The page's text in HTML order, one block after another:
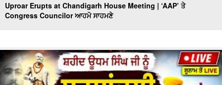
Uproar Erupts at Chandigarh House Meeting | ‘AAP’ ਤੇ
Congress Councilor ਆਹਮੋ ਸਾਹਮਣੇ